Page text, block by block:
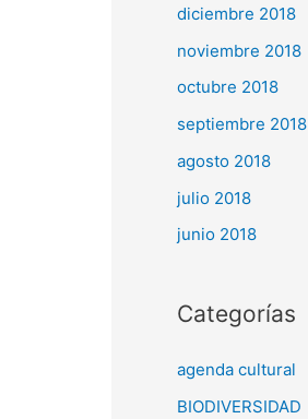
diciembre 2018
noviembre 2018
octubre 2018
septiembre 2018
agosto 2018
julio 2018
junio 2018
Categorías
agenda cultural
BIODIVERSIDAD